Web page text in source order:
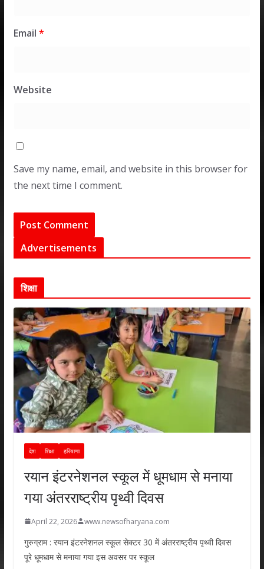
Email *
Website
Save my name, email, and website in this browser for
the next time I comment.
Advertisements
शिक्षा
देश शिक्षा हरियाणा
रयान इंटरनेशनल स्कूल में धूमधाम से मनाया
गया अंतरराष्ट्रीय पृथ्वी दिवस
April 22, 2026 www.newsofharyana.com
गुरुग्राम : रयान इंटरनेशनल स्कूल सेक्टर 30 में अंतरराष्ट्रीय पृथ्वी दिवस
पूरे धूमधाम से मनाया गया इस अवसर पर स्कूल